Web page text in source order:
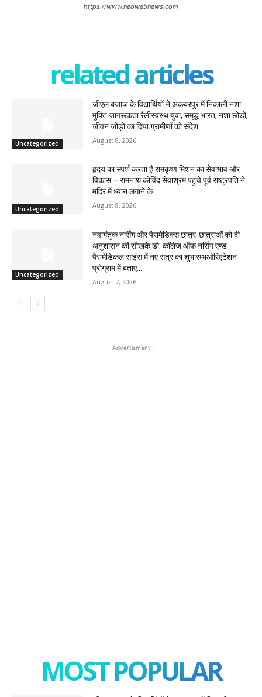
https://www.neowebnews.com
related articles
Uncategorized
जीएल बजाज के विद्यार्थियों ने अकबरपुर में निकाली नशा
मुक्ति जागरूकता रैलीस्वस्थ युवा, समृद्ध भारत, नशा छोड़ो,
जीवन जोड़ो का दिया ग्रामीणों को संदेश
August 8, 2026
Uncategorized
हृदय का स्पर्श करता है रामकृष्ण मिशन का सेवाभाव और
विकास – रामनाथ कोविंद सेवाश्रम पहुंचे पूर्व राष्ट्रपति ने
मंदिर में ध्यान लगाने के...
August 8, 2026
Uncategorized
नवागंतुक नर्सिंग और पैरामेडिक्स छात्र-छात्राओं को दी
अनुशासन की सीखके.डी. कॉलेज ऑफ नर्सिंग एण्ड
पैरामेडिकल साइंस में नए सत्र का शुभारम्भओरिएंटेशन
प्रोग्राम में बताए...
August 7, 2026
- Advertisment -
MOST POPULAR